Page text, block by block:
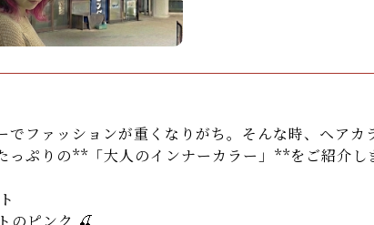
でファッションが重くなりがち。そんな時、ヘア
っぷりの**「大人のインナーカラー」**をご紹介し